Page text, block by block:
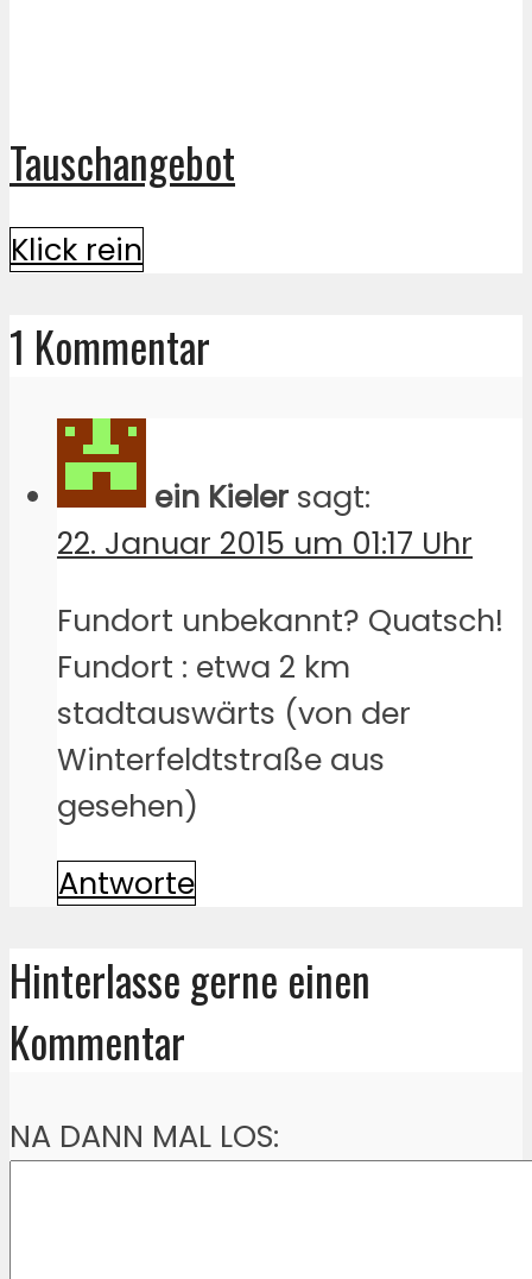
Tauschangebot
Klick rein
1 Kommentar
ein Kieler sagt:
22. Januar 2015 um 01:17 Uhr
Fundort unbekannt? Quatsch!
Fundort : etwa 2 km
stadtauswärts (von der
Winterfeldtstraße aus
gesehen)
Antworte
Hinterlasse gerne einen
Kommentar
NA DANN MAL LOS: